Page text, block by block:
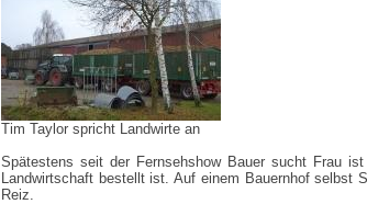
Tim Taylor spricht Landwirte an
Spätestens seit der Fernsehshow Bauer sucht Frau
Landwirtschaft bestellt ist. Auf einem Bauernhof selbst
Reiz.